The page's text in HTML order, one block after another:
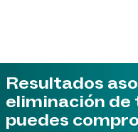
Resultados
eliminación
puedes